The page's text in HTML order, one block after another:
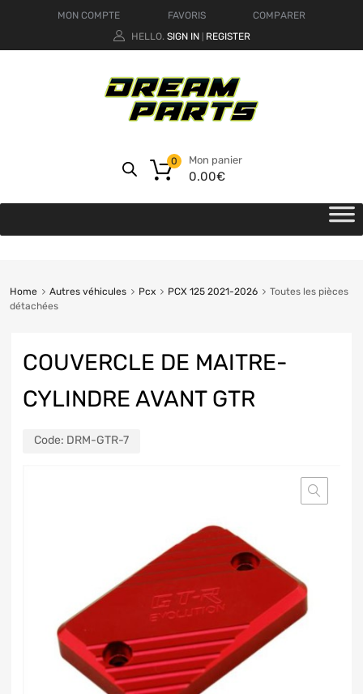
MON COMPTE FAVORIS
COMPARER
HELLO. SIGN IN REGISTER
Mon panier
0.00€
0
Home Autres véhicules Pcx PCX 125 2021-2026
Toutes les pièces
détachées
COUVERCLE DE MAITRE-
CYLINDRE AVANT GTR
Code: DRM-GTR-7